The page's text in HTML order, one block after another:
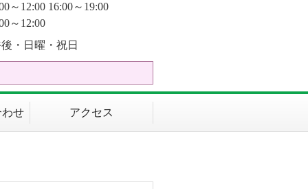
～12:00 16:00～19:00
～12:00
・日曜・祝日
せ アクセス